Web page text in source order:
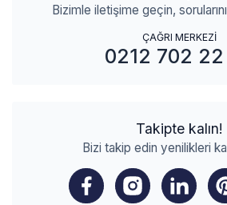
Bizimle iletişime geçin,
ÇAĞRI MERKEZİ
0212 702
Takipte kalın!
Bizi takip edin yenilikleri